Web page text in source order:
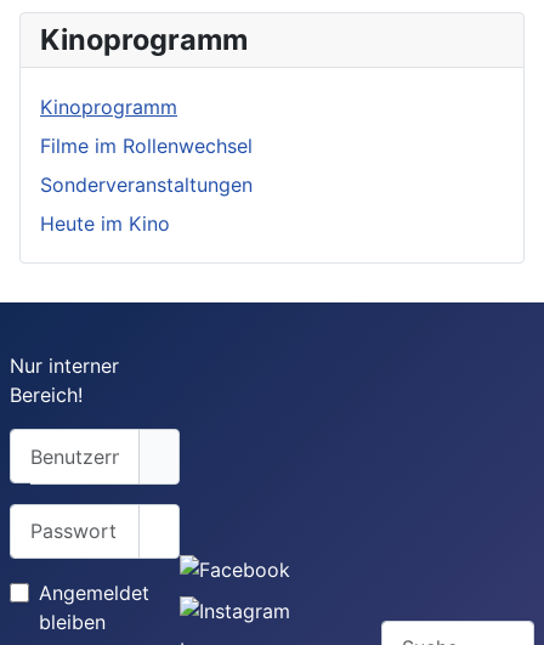
Kinoprogramm
Kinoprogramm
Filme im Rollenwechsel
Sonderveranstaltungen
Heute im Kino
Nur interner
Bereich!
Passwort
Angemeldet
bleiben
Suchen